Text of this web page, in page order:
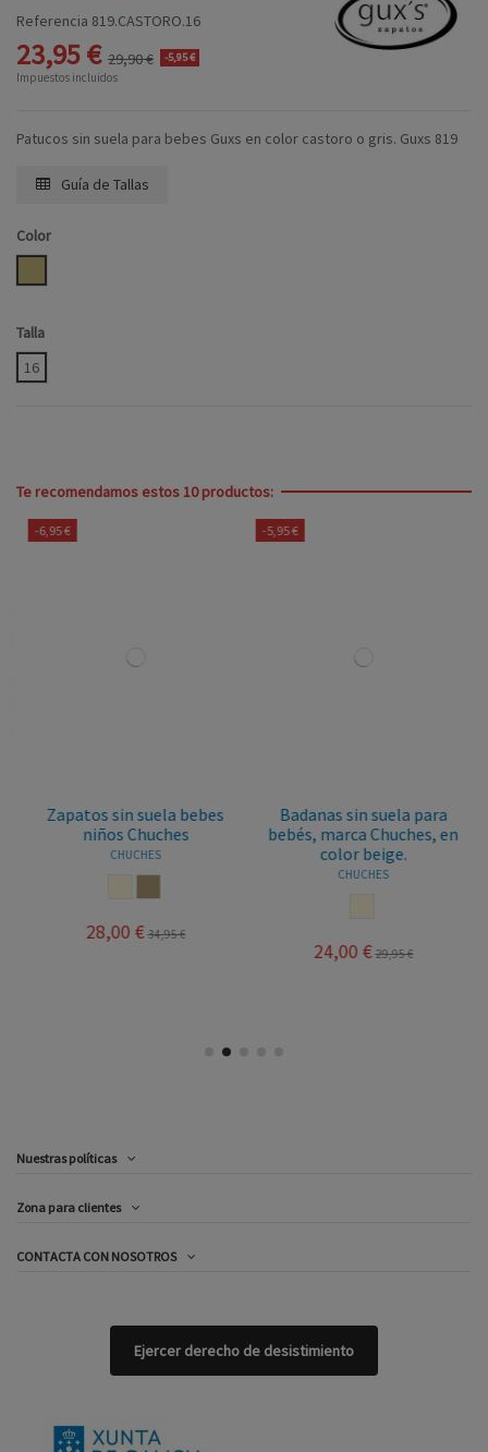
Referencia 819.CASTORO.16
23,95 € 29,90 € -5,95 €
Impuestos incluidos
Patucos sin suela para bebes Guxs en color castoro o gris. Guxs 819
Guía de Tallas
Color
Talla
16
Te recomendamos estos 10 productos:
-6,95 €
Zapatos sin suela bebes
niños Chuches
CHUCHES
28,00 € 34,95 €
-5,95 €
Badanas sin suela para
bebés, marca Chuches, en
color beige.
CHUCHES
24,00 € 29,95 €
Nuestras políticas
Zona para clientes
CONTACTA CON NOSOTROS
Ejercer derecho de desistimiento